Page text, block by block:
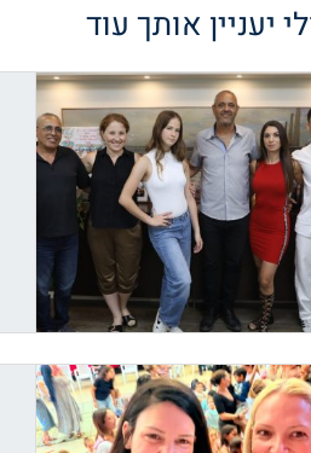
יעניין אותך עוד